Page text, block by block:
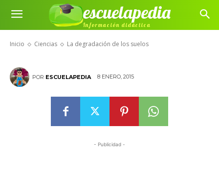
escuelapedia
Información didáctica
Inicio Ciencias La degradación de los suelos
La degradación de los suelos
POR ESCUELAPEDIA 8 ENERO, 2015
- Publicidad -